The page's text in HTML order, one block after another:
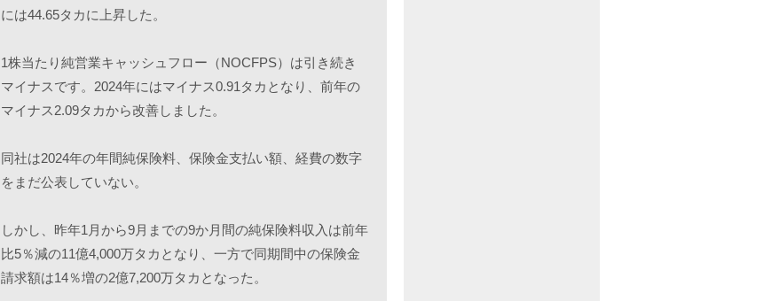
には44.65タカに上昇した。
1株当たり純営業キャッシュフロー（NOCFPS）は引き続き
マイナスです。2024年にはマイナス0.91タカとなり、前年の
マイナス2.09タカから改善しました。
同社は2024年の年間純保険料、保険金支払い額、経費の数字
をまだ公表していない。
しかし、昨年1月から9月までの9か月間の純保険料収入は前年
比5％減の11億4,000万タカとなり、一方で同期間中の保険金
請求額は14％増の2億7,200万タカとなった。